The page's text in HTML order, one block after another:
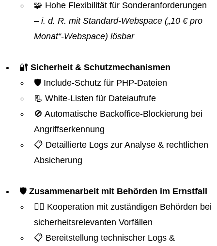
🧩 Hohe Flexibilität für Sonderanforderungen
– i. d. R. mit Standard-Webspace („10 € pro
Monat“-Webspace) lösbar
🔐 Sicherheit & Schutzmechanismen
🛡️ Include-Schutz für PHP-Dateien
📃 White-Listen für Dateiaufrufe
🚫 Automatische Backoffice-Blockierung bei
Angriffserkennung
📋 Detaillierte Logs zur Analyse & rechtlichen
Absicherung
🛡️ Zusammenarbeit mit Behörden im Ernstfall
👮‍♂️ Kooperation mit zuständigen Behörden bei
sicherheitsrelevanten Vorfällen
📋 Bereitstellung technischer Logs &